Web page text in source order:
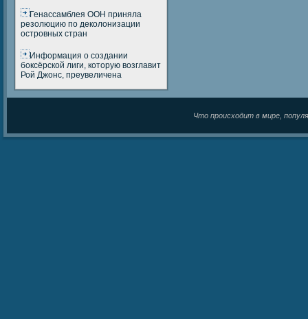
Генассамблея ООН приняла
резолюцию по деколонизации
островных стран
Информация о создании
боксёрской лиги, которую возглавит
Рой Джонс, преувеличена
Что происходит в мире,